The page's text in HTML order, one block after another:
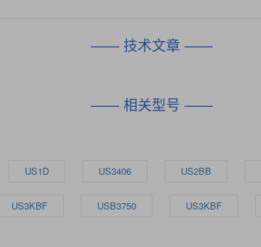
—— 技术文章 ——
—— 相关型号 ——
US1D US3406 US2BB
US3KBF USB3750 US3KBF